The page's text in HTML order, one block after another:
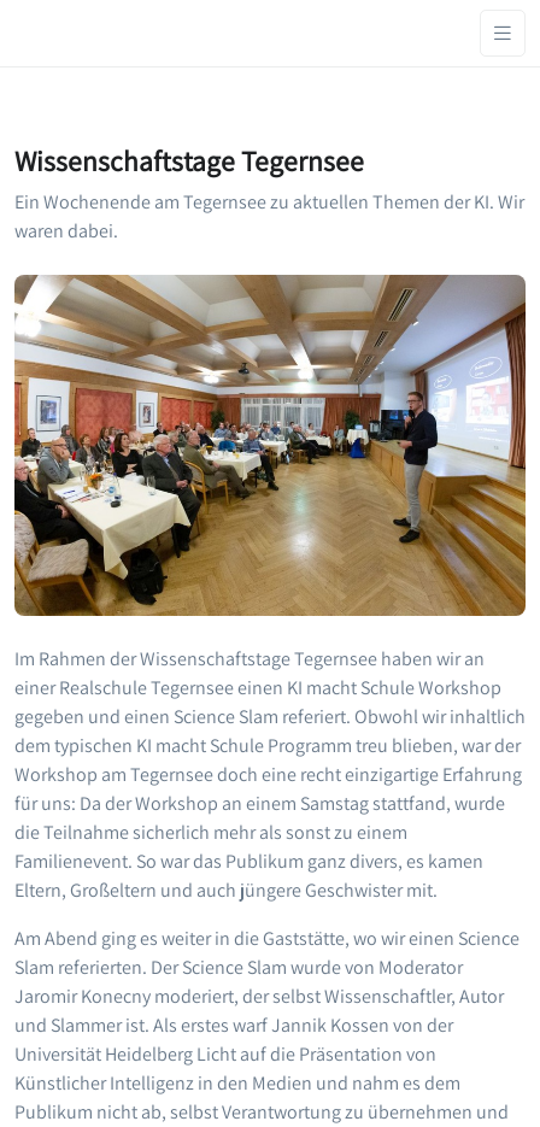
Wissenschaftstage Tegernsee
Ein Wochenende am Tegernsee zu aktuellen Themen der KI. Wir
waren dabei.
Im Rahmen der Wissenschaftstage Tegernsee haben wir an
einer Realschule Tegernsee einen KI macht Schule Workshop
gegeben und einen Science Slam referiert. Obwohl wir inhaltlich
dem typischen KI macht Schule Programm treu blieben, war der
Workshop am Tegernsee doch eine recht einzigartige Erfahrung
für uns: Da der Workshop an einem Samstag stattfand, wurde
die Teilnahme sicherlich mehr als sonst zu einem
Familienevent. So war das Publikum ganz divers, es kamen
Eltern, Großeltern und auch jüngere Geschwister mit.
Am Abend ging es weiter in die Gaststätte, wo wir einen Science
Slam referierten. Der Science Slam wurde von Moderator
Jaromir Konecny moderiert, der selbst Wissenschaftler, Autor
und Slammer ist. Als erstes warf Jannik Kossen von der
Universität Heidelberg Licht auf die Präsentation von
Künstlicher Intelligenz in den Medien und nahm es dem
Publikum nicht ab, selbst Verantwortung zu übernehmen und